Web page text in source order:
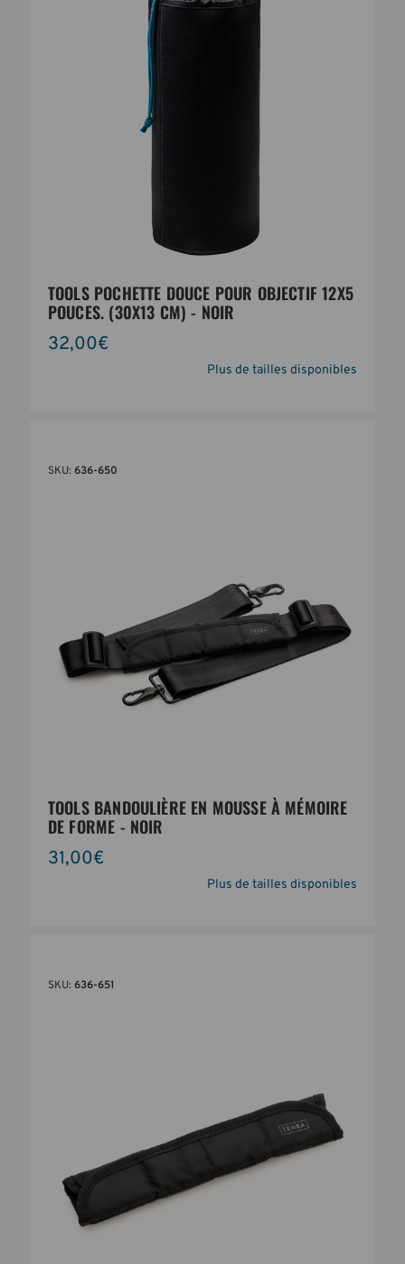
TOOLS POCHETTE DOUCE POUR OBJECTIF 12X5
POUCES. (30X13 CM) - NOIR
32,00€
Plus de tailles disponibles
SKU: 636-650
TOOLS BANDOULIÈRE EN MOUSSE À MÉMOIRE
DE FORME - NOIR
31,00€
Plus de tailles disponibles
SKU: 636-651